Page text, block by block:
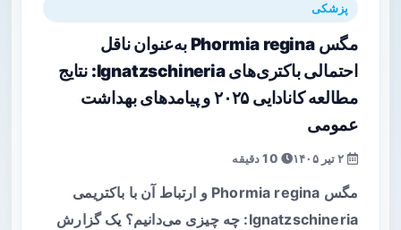
پزشکی
مگس Phormia regina به‌عنوان ناقل
احتمالی باکتری‌های Ignatzschineria: نتایج
مطالعه کانادایی ۲۰۲۵ و پیامدهای بهداشت
عمومی
مگس Phormia regina و ارتباط آن با باکتریمی
Ignatzschineria: چه چیزی می‌دانیم؟ یک گزارش